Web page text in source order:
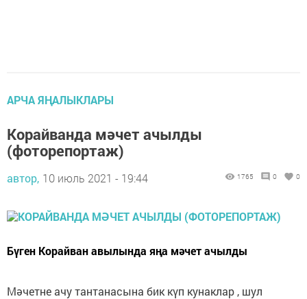
АРЧА ЯҢАЛЫКЛАРЫ
Корайванда мәчет ачылды
(фоторепортаж)
автор, 10 июль 2021 - 19:44 1765 0 0
Бүген Корайван авылында яңа мәчет ачылды
Мәчетне ачу тантанасына бик күп кунаклар , шул